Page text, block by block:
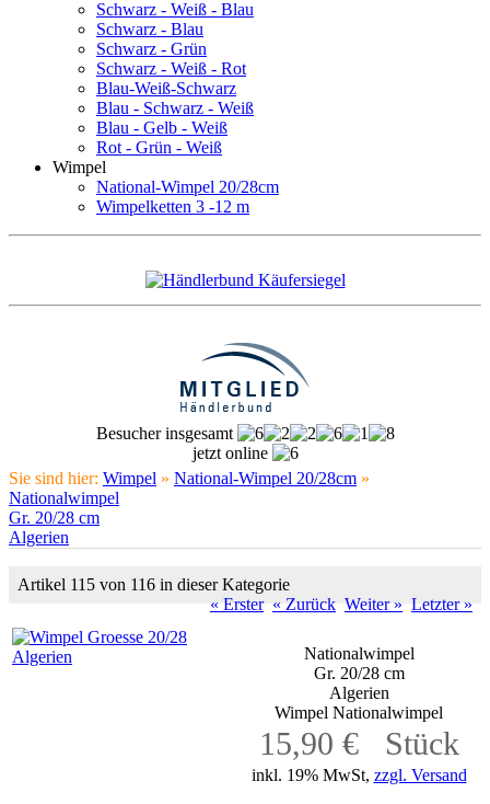
Schwarz - Weiß - Blau
Schwarz - Blau
Schwarz - Grün
Schwarz - Weiß - Rot
Blau-Weiß-Schwarz
Blau - Schwarz - Weiß
Blau - Gelb - Weiß
Rot - Grün - Weiß
Wimpel
National-Wimpel 20/28cm
Wimpelketten 3 -12 m
Besucher insgesamt
jetzt online
Sie sind hier: Wimpel » National-Wimpel 20/28cm »
Nationalwimpel
Gr. 20/28 cm
Algerien
Artikel 115 von 116 in dieser Kategorie
« Erster « Zurück Weiter » Letzter »
Nationalwimpel
Gr. 20/28 cm
Algerien
Wimpel Nationalwimpel
15,90 € Stück
inkl. 19% MwSt, zzgl. Versand